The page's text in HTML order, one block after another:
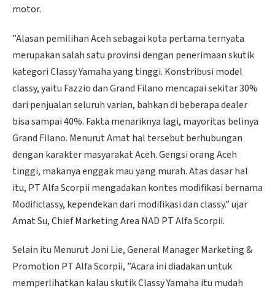
motor.
”Alasan pemilihan Aceh sebagai kota pertama ternyata
merupakan salah satu provinsi dengan penerimaan skutik
kategori Classy Yamaha yang tinggi. Konstribusi model
classy, yaitu Fazzio dan Grand Filano mencapai sekitar 30%
dari penjualan seluruh varian, bahkan di beberapa dealer
bisa sampai 40%. Fakta menariknya lagi, mayoritas belinya
Grand Filano. Menurut Amat hal tersebut berhubungan
dengan karakter masyarakat Aceh. Gengsi orang Aceh
tinggi, makanya enggak mau yang murah. Atas dasar hal
itu, PT Alfa Scorpii mengadakan kontes modifikasi bernama
Modificlassy, kependekan dari modifikasi dan classy.” ujar
Amat Su, Chief Marketing Area NAD PT Alfa Scorpii.
Selain itu Menurut Joni Lie, General Manager Marketing &
Promotion PT Alfa Scorpii, ”Acara ini diadakan untuk
memperlihatkan kalau skutik Classy Yamaha itu mudah